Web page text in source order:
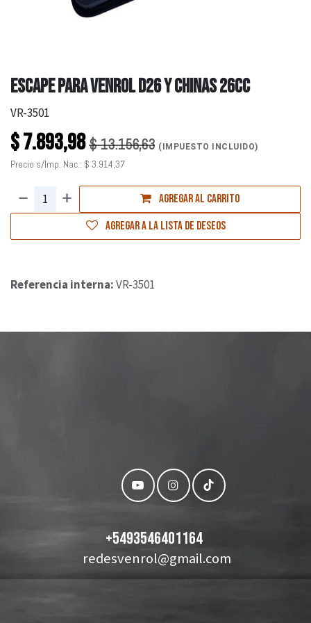
ESCAPE PARA VENROL D26 Y CHINAS 26CC
VR-3501
$7.893,98$13.156,63 (IMPUESTO INCLUIDO)
Precio s/Imp. Nac.: $ 3.914,37
Agregar al carrito
Agregar a la lista de deseos
Referencia interna:VR-3501
+5493546401164
redesvenrol@gmail.com